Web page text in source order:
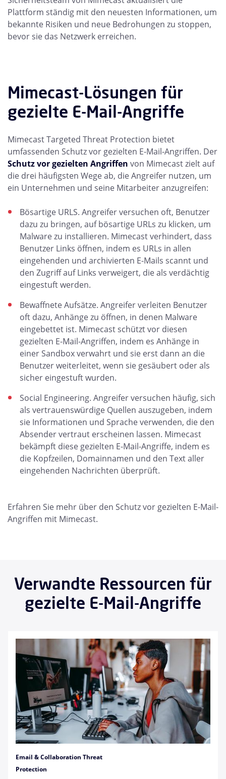
Plattform ständig mit den neuesten Informationen, um
bekannte Risiken und neue Bedrohungen zu stoppen,
bevor sie das Netzwerk erreichen.
Mimecast-Lösungen für
gezielte E-Mail-Angriffe
Mimecast Targeted Threat Protection bietet
umfassenden Schutz vor gezielten E-Mail-Angriffen. Der
Schutz vor gezielten Angriffen von Mimecast zielt auf
die drei häufigsten Wege ab, die Angreifer nutzen, um
ein Unternehmen und seine Mitarbeiter anzugreifen:
Bösartige URLS. Angreifer versuchen oft, Benutzer
dazu zu bringen, auf bösartige URLs zu klicken, um
Malware zu installieren. Mimecast verhindert, dass
Benutzer Links öffnen, indem es URLs in allen
eingehenden und archivierten E-Mails scannt und
den Zugriff auf Links verweigert, die als verdächtig
eingestuft werden.
Bewaffnete Aufsätze. Angreifer verleiten Benutzer
oft dazu, Anhänge zu öffnen, in denen Malware
eingebettet ist. Mimecast schützt vor diesen
gezielten E-Mail-Angriffen, indem es Anhänge in
einer Sandbox verwahrt und sie erst dann an die
Benutzer weiterleitet, wenn sie gesäubert oder als
sicher eingestuft wurden.
Social Engineering. Angreifer versuchen häufig, sich
als vertrauenswürdige Quellen auszugeben, indem
sie Informationen und Sprache verwenden, die den
Absender vertraut erscheinen lassen. Mimecast
bekämpft diese gezielten E-Mail-Angriffe, indem es
die Kopfzeilen, Domainnamen und den Text aller
eingehenden Nachrichten überprüft.
Erfahren Sie mehr über den Schutz vor gezielten E-Mail-
Angriffen mit Mimecast.
Verwandte Ressourcen für
gezielte E-Mail-Angriffe
Email & Collaboration Threat
Protection